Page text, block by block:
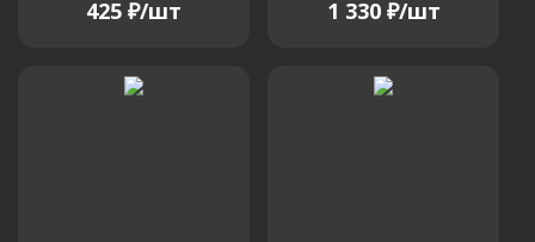
425 ₽/шт 1 330₽/шт